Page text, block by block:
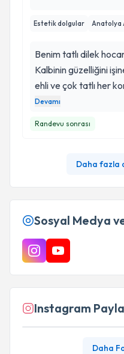
Estetik dolgular Anatolya
Benim tatlı dilek
Kalbinin güzelliğini
ehli ve çok tatlı her
yıllardır oldu hastasıyız hiç değiştirmedim ve
Devamı
Randevu sonrası
Daha fazla
Sosyal Medya
Instagram
Daha